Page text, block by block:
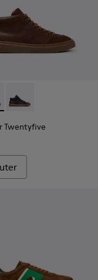
noir pour homme.
001
Twentyfive -
Runner Twentyfive -
Twentyfive